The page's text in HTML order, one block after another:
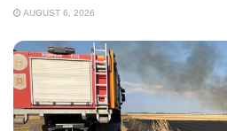
AUGUST 6, 2026